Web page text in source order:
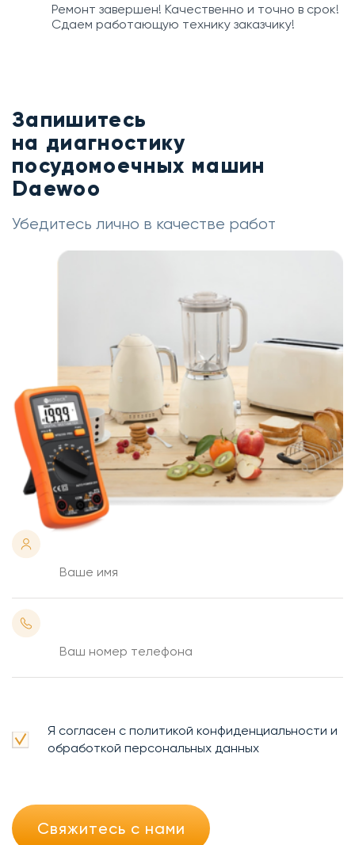
Ремонт завершен! Качественно и точно в срок!
Сдаем работающую технику заказчику!
Запишитесь
на диагностику
посудомоечных машин
Daewoo
Убедитесь лично в качестве работ
Я согласен с политикой конфиденциальности и
обработкой персональных данных
Свяжитесь с нами